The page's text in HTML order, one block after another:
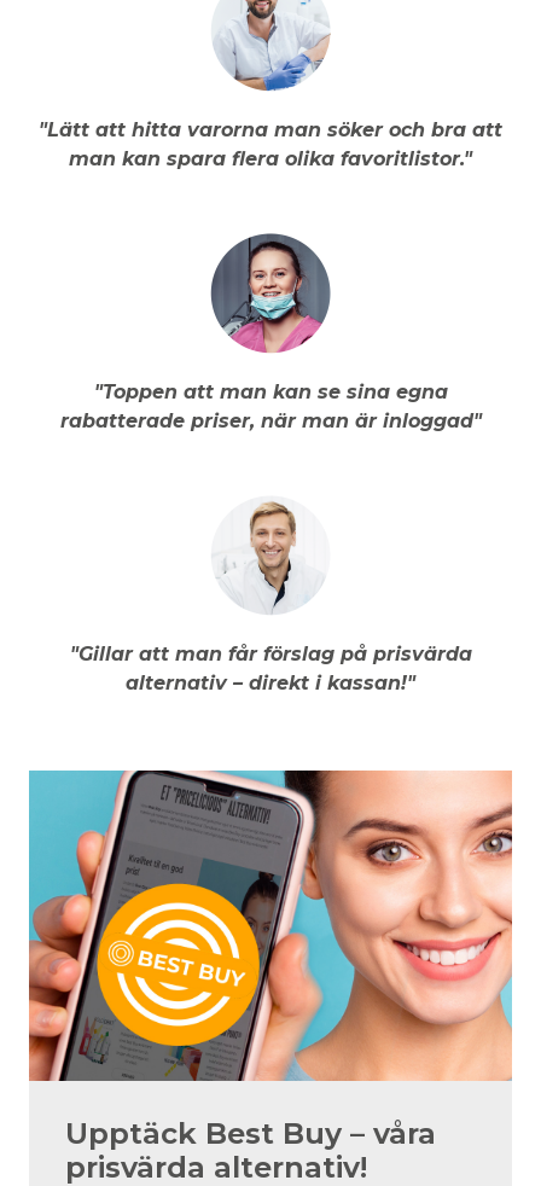
"Lätt att hitta varorna man söker och bra att
man kan spara flera olika favoritlistor."
"Toppen att man kan se sina egna
rabatterade priser, när man är inloggad"
"Gillar att man får förslag på prisvärda
alternativ – direkt i kassan!"
Upptäck Best Buy – våra
prisvärda alternativ!